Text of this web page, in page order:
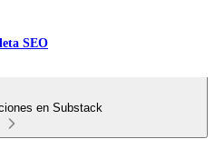
SEO
en Substack